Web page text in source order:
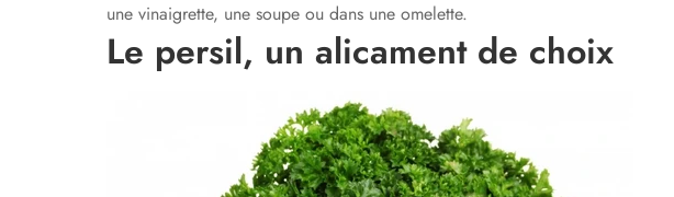
une vinaigrette, une soupe ou dans une omelette.
Le persil, un alicament de choix